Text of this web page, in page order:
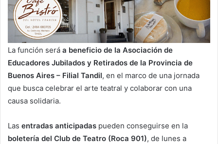
La función será a beneficio de la Asociación de
Educadores Jubilados y Retirados de la Provincia de
Buenos Aires – Filial Tandil, en el marco de una jornada
que busca celebrar el arte teatral y colaborar con una
causa solidaria.
Las entradas anticipadas pueden conseguirse en la
boletería del Club de Teatro (Roca 901), de lunes a